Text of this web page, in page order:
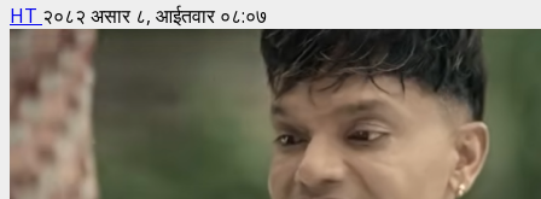
HT २०८२ असार ८, आईतवार ०८:०७